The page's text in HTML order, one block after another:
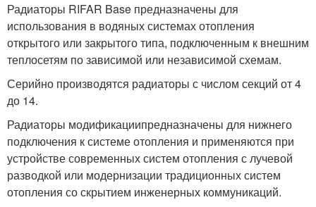
Радиаторы RIFAR Base предназначены для
использования в водяных системах отопления
открытого или закрытого типа, подключенным к внешним
теплосетям по зависимой или независимой схемам.
Серийно производятся радиаторы с числом секций от 4
до 14.
Радиаторы модификациипредназначены для нижнего
подключения к системе отопления и применяются при
устройстве современных систем отопления с лучевой
разводкой или модернизации традиционных систем
отопления со скрытием инженерных коммуникаций.